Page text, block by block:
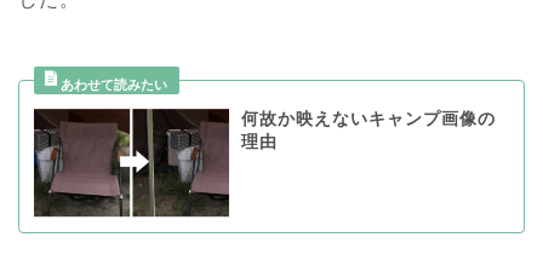
何故か映えないキャンプ画像の
理由